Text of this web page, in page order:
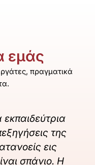
εμάς​
πραγματικά
brilliant data
guidance
of data
my confidence